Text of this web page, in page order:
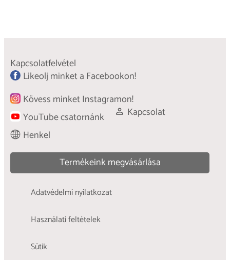
Kapcsolatfelvétel
Likeolj minket a Facebookon!
Kövess minket Instagramon!
YouTube csatornánk
Kapcsolat
Henkel
Termékeink megvásárlása
Adatvédelmi nyilatkozat
Használati feltételek
Sütik